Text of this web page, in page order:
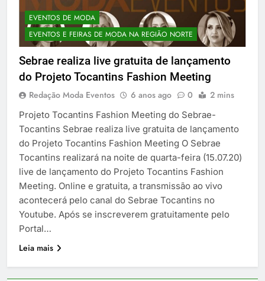
EVENTOS DE MODA
EVENTOS E FEIRAS DE MODA NA REGIÃO NORTE
Sebrae realiza live gratuita de lançamento
do Projeto Tocantins Fashion Meeting
Redação Moda Eventos 6 anos ago 0 2 mins
Projeto Tocantins Fashion Meeting do Sebrae-
Tocantins Sebrae realiza live gratuita de lançamento
do Projeto Tocantins Fashion Meeting O Sebrae
Tocantins realizará na noite de quarta-feira (15.07.20)
live de lançamento do Projeto Tocantins Fashion
Meeting. Online e gratuita, a transmissão ao vivo
acontecerá pelo canal do Sebrae Tocantins no
Youtube. Após se inscreverem gratuitamente pelo
Portal…
Leia mais